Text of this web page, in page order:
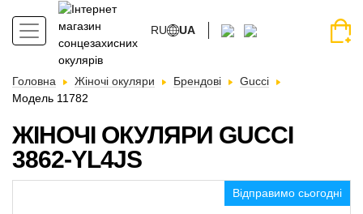
RU UA
Головна Жіночі окуляри Брендові
Gucci
Модель 11782
ЖІНОЧІ ОКУЛЯРИ GUCCI
3862-YL4JS
Відправимо сьогодні